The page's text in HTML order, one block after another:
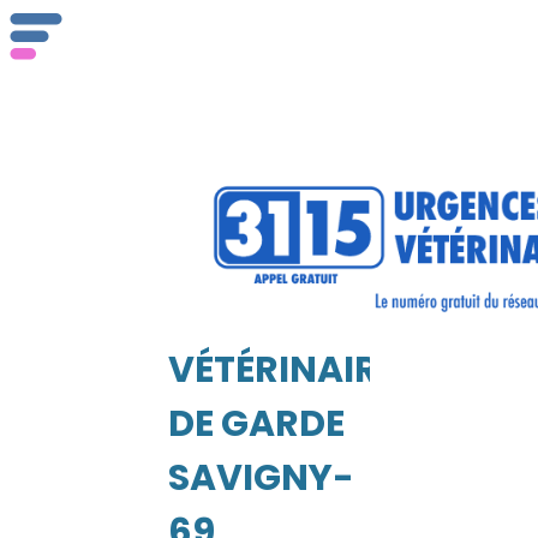
VÉTÉRINAIRE
DE GARDE
SAVIGNY-